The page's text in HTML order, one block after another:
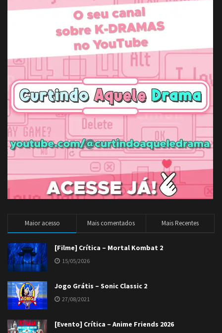
Maior acesso Mais comentados Mais Recentes
[Filme] Crítica – Mortal Kombat 2
15/05/2026
Jogo Grátis – Sonic Classic 2
27/08/2021
[Evento] Crítica – Anime Friends 2026